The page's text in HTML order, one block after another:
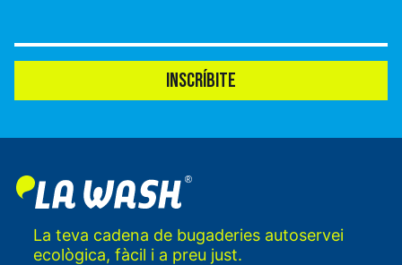
INSCRÍBITE
La teva cadena de bugaderies autoservei
ecològica, fàcil i a preu just.